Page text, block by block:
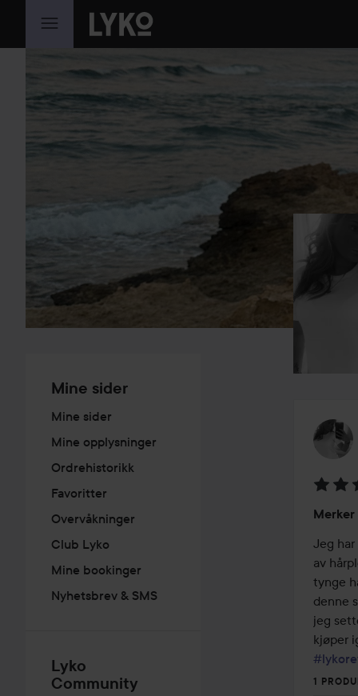
GÅ TIL INNHOLD
Mine sider
Mine sider
Mine opplysninger
Ordrehistorikk
Favoritter
Overvåkninger
Club Lyko
Mine bookinger
Nyhetsbrev & SMS
Lyko
Community
5
av
5
Jeg
av
tynge
denne
jeg
1